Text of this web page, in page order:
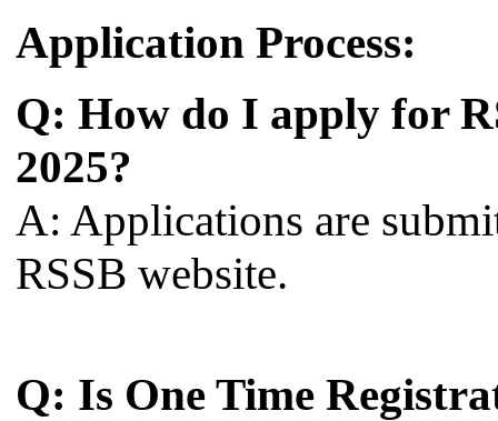
Application Process:
Q: How do I apply for
2025?
A: Applications are
RSSB website.
Q: Is One Time